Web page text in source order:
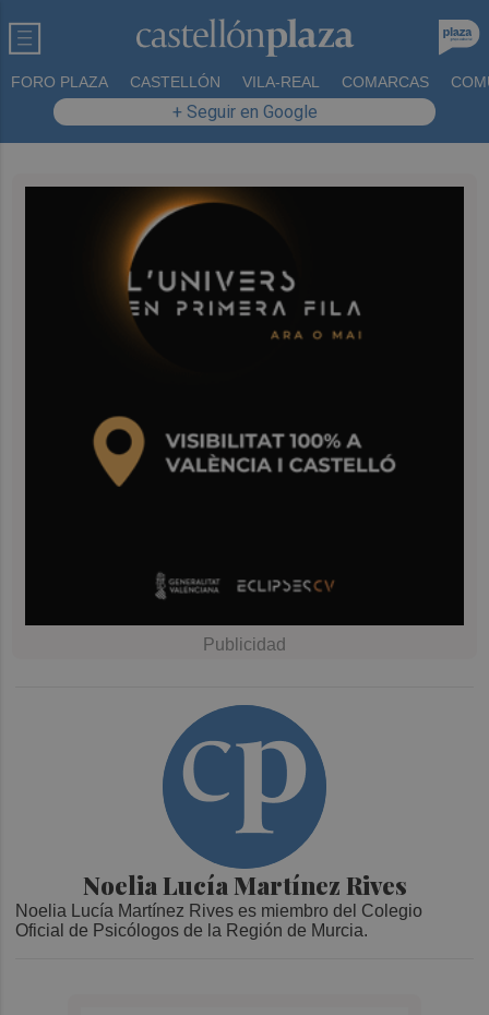
FORO PLAZA CASTELLÓN VILA-REAL COMARCAS
+ Seguir en Google
Noelia Lucía Martínez Rives
Noelia Lucía Martínez Rives es miembro del Colegio
Oficial de Psicólogos de la Región de Murcia.